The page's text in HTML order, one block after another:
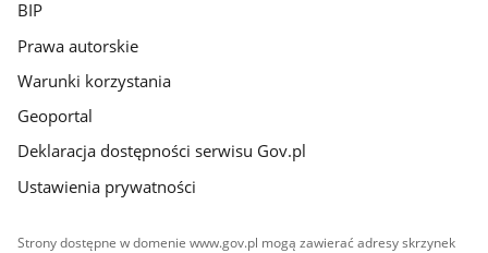
BIP
Prawa autorskie
Warunki korzystania
Geoportal
Deklaracja dostępności serwisu Gov.pl
Ustawienia prywatności
Strony dostępne w domenie www.gov.pl mogą zawierać adresy skrzynek